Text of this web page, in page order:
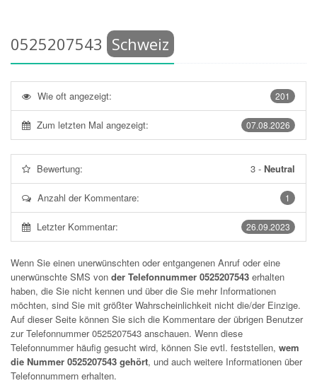
0525207543 Schweiz
201
Wie oft angezeigt:
07.08.2026
Zum letzten Mal angezeigt:
Bewertung: 3 - Neutral
1
Anzahl der Kommentare:
26.09.2023
Letzter Kommentar:
Wenn Sie einen unerwünschten oder entgangenen Anruf oder eine
unerwünschte SMS von der Telefonnummer 0525207543 erhalten
haben, die Sie nicht kennen und über die Sie mehr Informationen
möchten, sind Sie mit größter Wahrscheinlichkeit nicht die/der Einzige.
Auf dieser Seite können Sie sich die Kommentare der übrigen Benutzer
zur Telefonnummer0525207543 anschauen. Wenn diese
Telefonnummer häufig gesucht wird, können Sie evtl. feststellen, wem
die Nummer 0525207543 gehört, und auch weitere Informationen über
Telefonnummern erhalten.